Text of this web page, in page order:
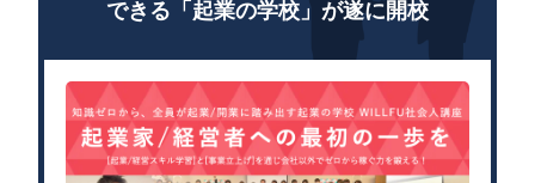
できる「起業の学校」が遂に開校